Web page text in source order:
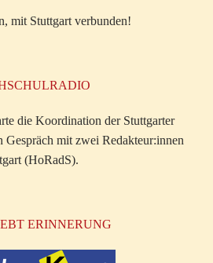
mit Stuttgart verbunden!
die Koordination der Stuttgarter
Gespräch mit zwei Redakteur:innen
(HoRadS).
ERINNERUNG